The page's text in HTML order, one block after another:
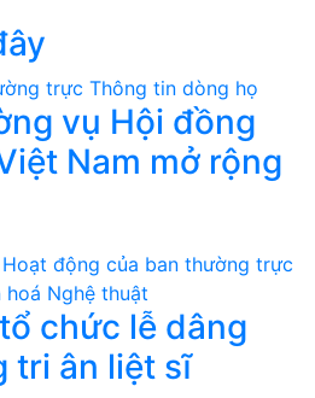
trực Thông tin dòng họ
vụ Hội đồng
Nam mở rộng
Hoạt động của ban thường trực
hoá Nghệ thuật
chức lễ dâng
tri ân liệt sĩ